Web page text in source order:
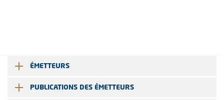
ÉMETTEURS
PUBLICATIONS DES ÉMETTEURS